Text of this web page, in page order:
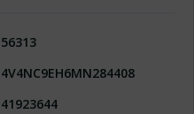
56313
4V4NC9EH6MN284408
41923644